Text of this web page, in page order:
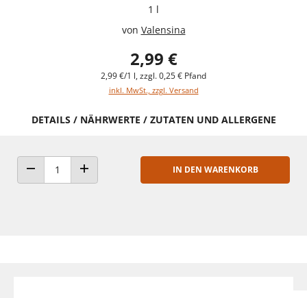
1 l
von Valensina
2,99 €
2,99 €/1 l, zzgl. 0,25 € Pfand
inkl. MwSt., zzgl. Versand
DETAILS / NÄHRWERTE / ZUTATEN UND ALLERGENE
ANZAHL VERRINGERNANZAHL ERHÖHEN
IN DEN WARENKORB